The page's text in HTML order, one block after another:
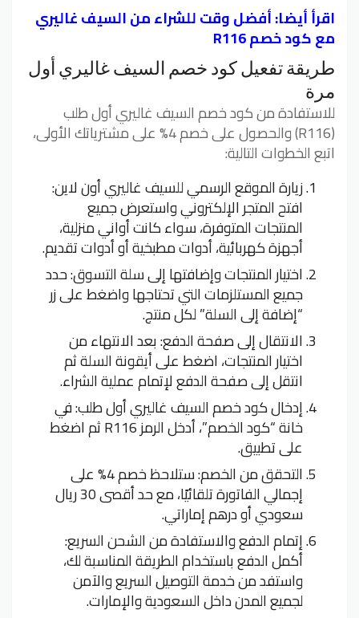
اقرأ أيضا:أفضل وقت للشراء من السيف غاليري
مع كود خصم R116
طريقة تفعيل كود خصم السيف غاليري أول
مرة
للاستفادة من كود خصم السيف غاليري أول طلب
(R116) والحصول على خصم 4% على مشترياتك الأولى،
اتبع الخطوات التالية:
زيارة الموقع الرسمي للسيف غاليري أون لاين:
افتح المتجر الإلكتروني واستعرض جميع
المنتجات المتوفرة، سواء كانت أواني منزلية،
أجهزة كهربائية، أدوات مطبخية أو أدوات تقديم.
اختيار المنتجات وإضافتها إلى سلة التسوق: حدد
جميع المستلزمات التي تحتاجها واضغط على زر
“إضافة إلى السلة” لكل منتج.
الانتقال إلى صفحة الدفع: بعد الانتهاء من
اختيار المنتجات، اضغط على أيقونة السلة ثم
انتقل إلى صفحة الدفع لإتمام عملية الشراء.
إدخال كود خصم السيف غاليري أول طلب: في
خانة “كود الخصم”، أدخل الرمز R116 ثم اضغط
على تطبيق.
التحقق من الخصم: ستلاحظ خصم 4% على
إجمالي الفاتورة تلقائيًا، مع حد أقصى 30 ريال
سعودي أو درهم إماراتي.
إتمام الدفع والاستفادة من الشحن السريع:
أكمل الدفع باستخدام الطريقة المناسبة لك،
واستفد من خدمة التوصيل السريع والآمن
لجميع المدن داخل السعودية والإمارات.